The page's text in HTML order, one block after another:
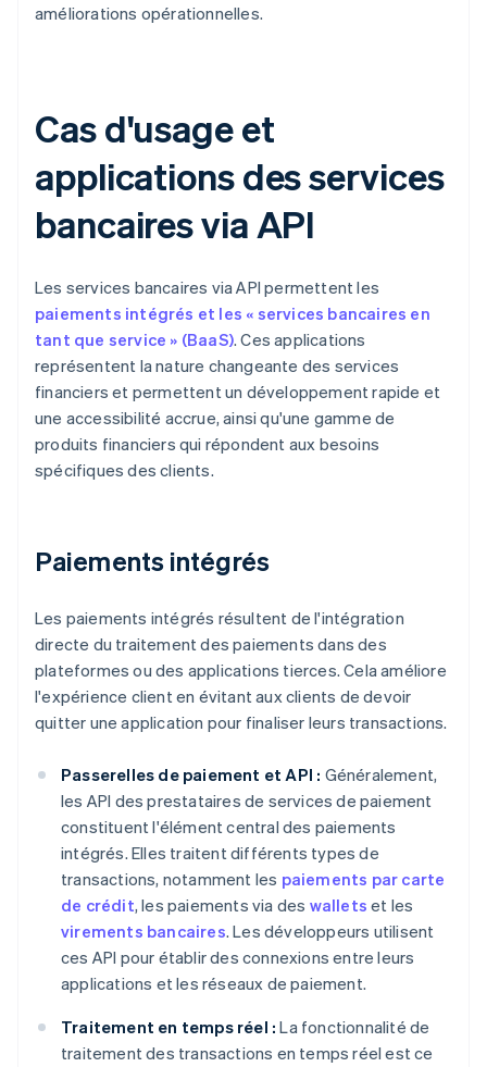
améliorations opérationnelles.
Cas d'usage et
applications des services
bancaires via API
Les services bancaires via API permettent les
paiements intégrés et les « services bancaires en
tant que service » (BaaS). Ces applications
représentent la nature changeante des services
financiers et permettent un développement rapide et
une accessibilité accrue, ainsi qu'une gamme de
produits financiers qui répondent aux besoins
spécifiques des clients.
Paiements intégrés
Les paiements intégrés résultent de l'intégration
directe du traitement des paiements dans des
plateformes ou des applications tierces. Cela améliore
l'expérience client en évitant aux clients de devoir
quitter une application pour finaliser leurs transactions.
Passerelles de paiement et API : Généralement,
les API des prestataires de services de paiement
constituent l'élément central des paiements
intégrés. Elles traitent différents types de
transactions, notamment les paiements par carte
de crédit, les paiements via des wallets et les
virements bancaires. Les développeurs utilisent
ces API pour établir des connexions entre leurs
applications et les réseaux de paiement.
Traitement en temps réel : La fonctionnalité de
traitement des transactions en temps réel est ce